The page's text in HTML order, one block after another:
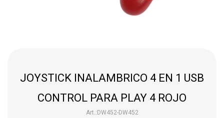
JOYSTICK INALAMBRICO 4 EN 1 USB
CONTROL PARA PLAY 4 ROJO
DW452-DW452
Juguetes